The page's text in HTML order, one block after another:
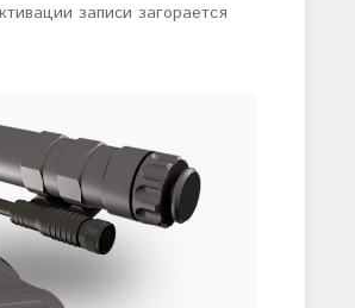
записи загорается